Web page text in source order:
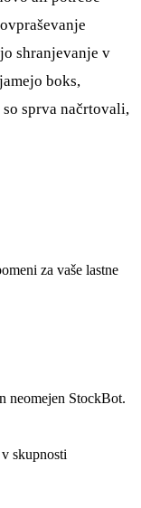
shranjevanje v
boks,
sprva načrtovali,
za vaše lastne
neomejen StockBot.
skupnosti